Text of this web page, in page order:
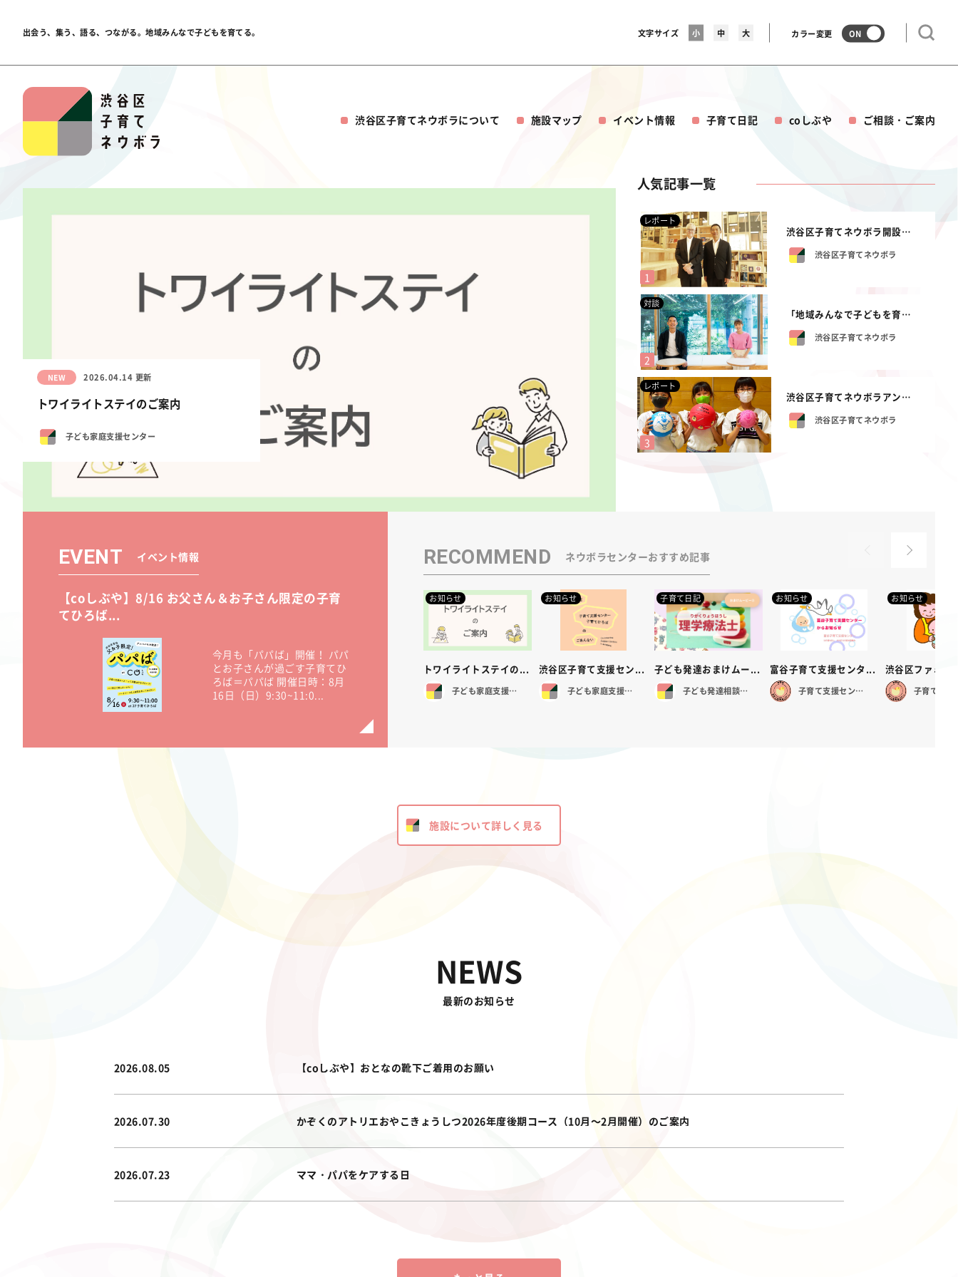
出会う、集う、語る、つながる。地域みんなで子どもを育てる。 文字サイズ 小 中 大 カラー変更 ON
渋谷区子育てネウボラについて 施設マップ イベント情報 子育て日記 coしぶや ご相談・ご案内
NEW 2026.04.14 更新
トワイライトステイのご案内
子ども家庭支援センター
人気記事一覧
レポート
渋谷区子育てネウボラ開設式を行いました。
渋谷区子育てネウボラ
対談
「地域みんなで子どもを育てられる渋谷区に...
渋谷区子育てネウボラ
レポート
渋谷区子育てネウボラアンバサダーの若槻千...
渋谷区子育てネウボラ
RECOMMEND ネウボラセンターおすすめ記事
お知らせ
トワイライトステイの...
子ども家庭支援センター
お知らせ
渋谷区子育て支援セン...
子ども家庭支援センター
子育て日記
子ども発達おまけムー...
子ども発達相談センター
お知らせ
富谷子育て支援センタ...
子育て支援センター
お知らせ
渋谷区ファミリ
EVENT イベント情報
【coしぶや】8/16 お父さん＆お子さん限定の子育
てひろば...
今月も「パパば」開催！ パパ
とお子さんが過ごす子育てひ
ろば＝パパば 開催日時：8月
16日（日）9:30~11:0...
施設について詳しく見る
NEWS
最新のお知らせ
2026.08.05 【coしぶや】おとなの靴下ご着用のお願い
2026.07.30 かぞくのアトリエおやこきょうしつ2026年度後期コース（10月～2月開催）のご案内
2026.07.23 ママ・パパをケアする日